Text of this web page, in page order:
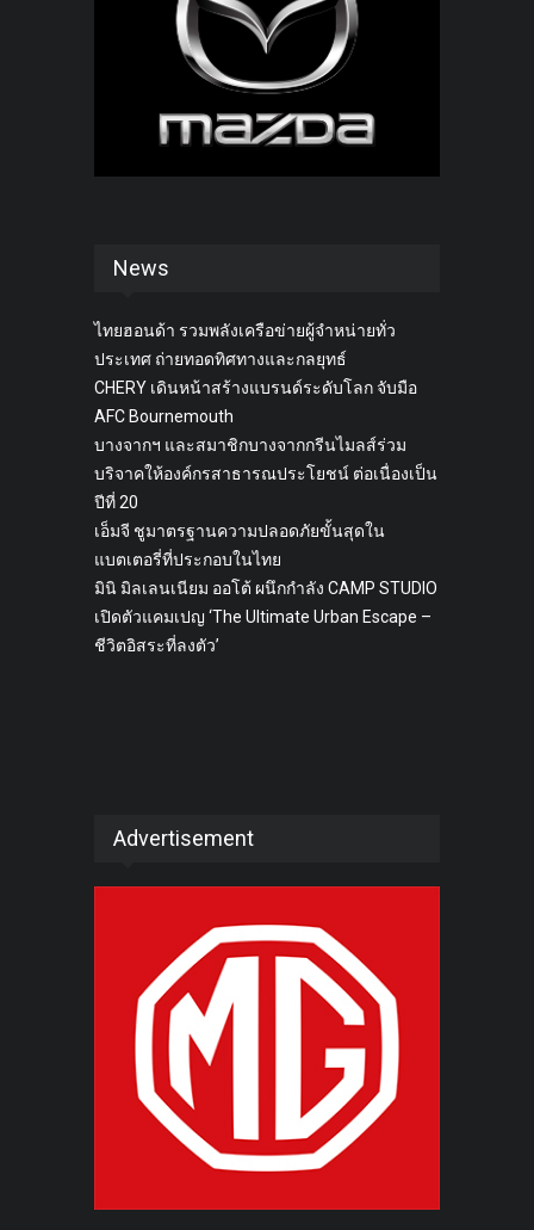
News
ไทยฮอนด้า รวมพลังเครือข่ายผู้จำหน่ายทั่ว
ประเทศ ถ่ายทอดทิศทางและกลยุทธ์
CHERY เดินหน้าสร้างแบรนด์ระดับโลก จับมือ
AFC Bournemouth
บางจากฯ และสมาชิกบางจากกรีนไมลส์ร่วม
บริจาคให้องค์กรสาธารณประโยชน์ ต่อเนื่องเป็น
ปีที่ 20
เอ็มจี ชูมาตรฐานความปลอดภัยขั้นสุดใน
แบตเตอรี่ที่ประกอบในไทย
มินิ มิลเลนเนียม ออโต้ ผนึกกำลัง CAMP STUDIO
เปิดตัวแคมเปญ ‘The Ultimate Urban Escape –
ชีวิตอิสระที่ลงตัว’
Advertisement